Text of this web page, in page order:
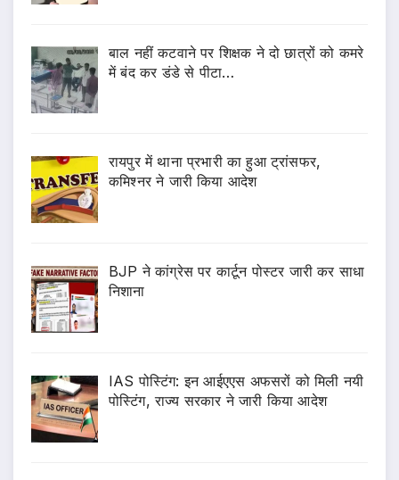
बाल नहीं कटवाने पर शिक्षक ने दो छात्रों को कमरे
में बंद कर डंडे से पीटा…
रायपुर में थाना प्रभारी का हुआ ट्रांसफर,
कमिश्नर ने जारी किया आदेश
BJP ने कांग्रेस पर कार्टून पोस्टर जारी कर साधा
निशाना
IAS पोस्टिंग: इन आईएएस अफसरों को मिली नयी
पोस्टिंग, राज्य सरकार ने जारी किया आदेश